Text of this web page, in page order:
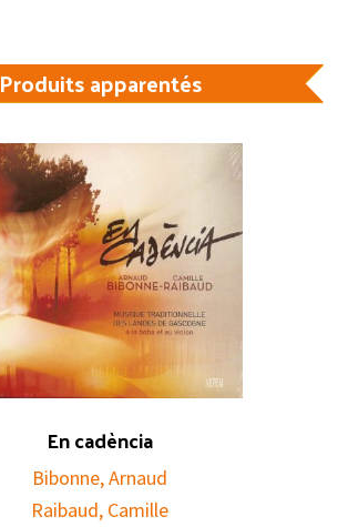
Produits apparentés
En cadència
Bibonne, Arnaud
Raibaud, Camille